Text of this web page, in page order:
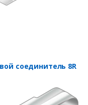
соединитель 8R